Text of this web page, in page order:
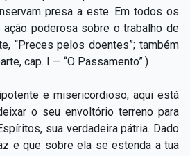
presa a este. Em todos os
poderosa sobre o trabalho de
“Preces pelos doentes”; também
cap. I — “O Passamento”.)
e misericordioso, aqui está
o seu envoltório terreno para
sua verdadeira pátria. Dado
e que sobre ela se estenda a tua